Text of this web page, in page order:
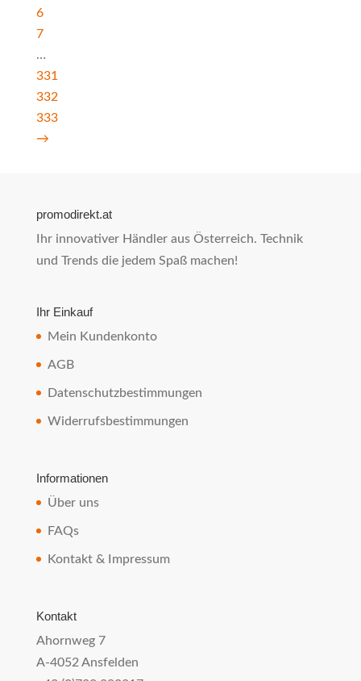
6
7
…
331
332
333
→
promodirekt.at
Ihr innovativer Händler aus Österreich. Technik
und Trends die jedem Spaß machen!
Ihr Einkauf
Mein Kundenkonto
AGB
Datenschutzbestimmungen
Widerrufsbestimmungen
Informationen
Über uns
FAQs
Kontakt & Impressum
Kontakt
Ahornweg 7
A-4052 Ansfelden